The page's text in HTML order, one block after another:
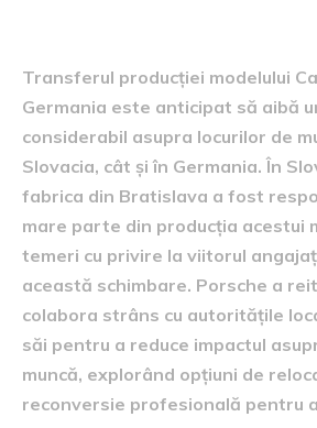
Transferul producției modelului
Germania este anticipat să aibă
considerabil asupra locurilor de
Slovacia, cât și în Germania. În
fabrica din Bratislava a fost
mare parte din producția acestui
temeri cu privire la viitorul
această schimbare. Porsche a
colabora strâns cu autoritățile
săi pentru a reduce impactul
muncă, explorând opțiuni de
reconversie profesională pentru